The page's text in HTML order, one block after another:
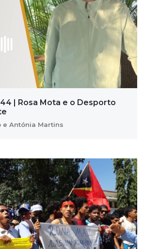
| Rosa Mota e o Desporto
e Antónia Martins